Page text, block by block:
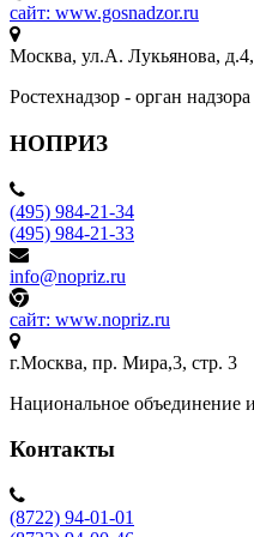
сайт: www.gosnadzor.ru
Москва, ул.А. Лукьянова,
Ростехнадзор - орган
НОПРИЗ
(495) 984-21-34
(495) 984-21-33
info@nopriz.ru
сайт: www.nopriz.ru
г.Москва, пр. Мира,3, стр. 3
Национальное объединение
Контакты
(8722) 94-01-01